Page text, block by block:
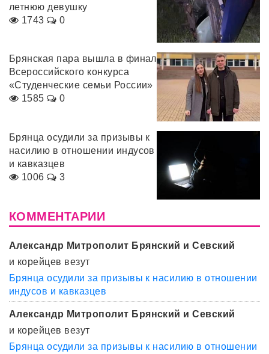
летнюю девушку
1743
0
Брянская пара вышла в финал
Всероссийского конкурса
«Студенческие семьи России»
1585
0
Брянца осудили за призывы к
насилию в отношении индусов
и кавказцев
1006
3
КОММЕНТАРИИ
Александр Митрополит Брянский и Севский
и корейцев везут
Брянца осудили за призывы к насилию в отношении
индусов и кавказцев
Александр Митрополит Брянский и Севский
и корейцев везут
Брянца осудили за призывы к насилию в отношении